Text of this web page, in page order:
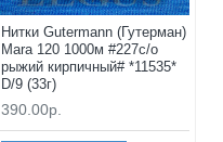
Нитки Gutermann (Гутерман)
Mara 120 1000м #227с/о
рыжий кирпичный# *11535*
D/9 (33г)
390.00р.